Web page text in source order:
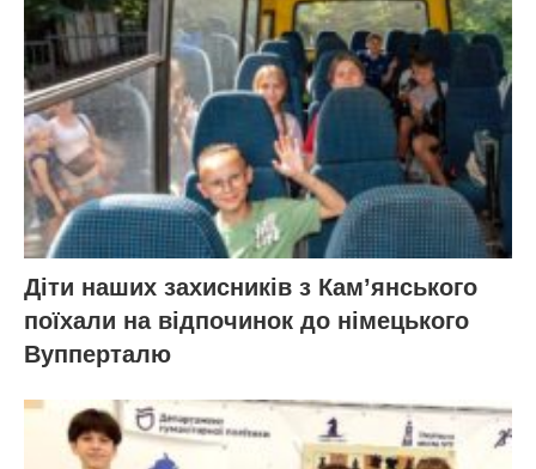
Діти наших захисників з Кам’янського
поїхали на відпочинок до німецького
Вупперталю